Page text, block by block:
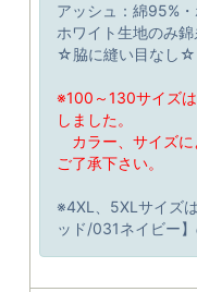
アッシュ：綿95%
ホワイト生地のみ
☆脇に縫い目なし☆
※100～130サイズ
しました。
カラー、サイズに
ご了承下さい。
※4XL、5XLサイズ
ッド/031ネイビー